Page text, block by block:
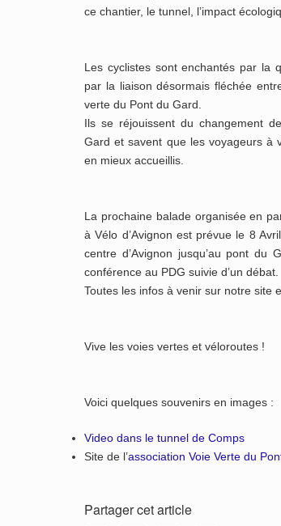
ce chantier, le tunnel, l’impact
Les cyclistes sont enchantés par la
par la liaison désormais fléchée
verte du Pont du Gard.
Ils se réjouissent du changement
Gard et savent que les voyageurs à
en mieux accueillis.
La prochaine balade organisée en
à Vélo d’Avignon est prévue le 8
centre d’Avignon jusqu’au pont du
conférence au PDG suivie d’un débat.
Toutes les infos à venir sur notre site
Vive les voies vertes et véloroutes !
Voici quelques souvenirs en images :
Video dans le tunnel de Comps
Site de l’association Voie Verte du
Partager cet article